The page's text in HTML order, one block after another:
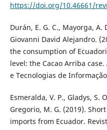
https://doi.org/10.46661/
Durán, E. G. C., Mayorga, A.
Giovanni David Alejandro.
the consumption of
level: the Cacao Arriba
e Tecnologias de
Esmeralda, V. P., Gladys, S.
Gregorio, M. G. (2019).
imports from Ecuador.